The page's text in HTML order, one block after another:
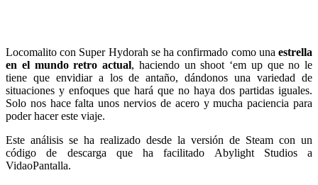
Locomalito con Super Hydorah se ha confirmado como una estrella
en el mundo retro actual, haciendo un shoot ‘em up que no le
tiene que envidiar a los de antaño, dándonos una variedad de
situaciones y enfoques que hará que no haya dos partidas iguales.
Solo nos hace falta unos nervios de acero y mucha paciencia para
poder hacer este viaje.
Este análisis se ha realizado desde la versión de Steam con un
código de descarga que ha facilitado Abylight Studios a
VidaoPantalla.